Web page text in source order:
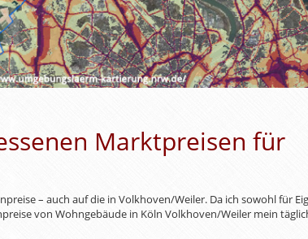
Marktpreisen für
– auch auf die in Volkhoven/Weiler. Da ich sowohl für
von Wohngebäude in Köln Volkhoven/Weiler mein